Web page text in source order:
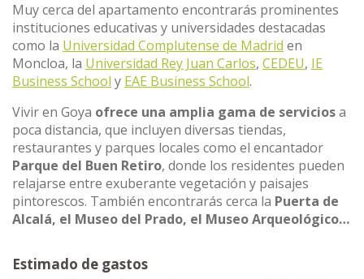
Muy cerca del apartamento encontrarás prominentes
instituciones educativas y universidades destacadas
como la Universidad Complutense de Madrid en
Moncloa, la Universidad Rey Juan Carlos, CEDEU, IE
Business School y EAE Business School.
Vivir en Goya ofrece una amplia gama de serviciosa
poca distancia, que incluyen diversas tiendas,
restaurantes y parques locales como el encantador
Parque del Buen Retiro, donde los residentes pueden
relajarse entre exuberante vegetación y paisajes
pintorescos. También encontrarás cerca la Puerta de
Alcalá, el Museo del Prado, el Museo Arqueológico…
Estimado de gastos